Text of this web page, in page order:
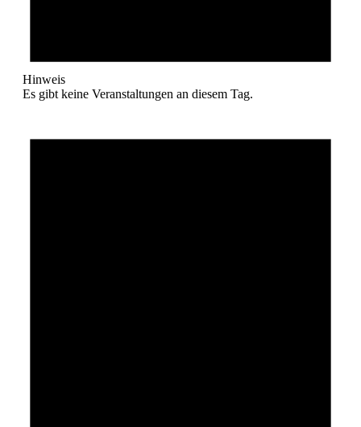
Hinweis
Es gibt keine Veranstaltungen an diesem Tag.